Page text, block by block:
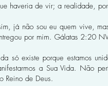
haveria de vir; a realidade,
já não sou eu quem vive,
por mim. Gálatas 2:20
só existe porque estamos
a Sua Vida. Não
Reino de Deus.